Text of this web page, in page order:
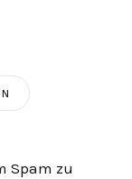
Spam zu